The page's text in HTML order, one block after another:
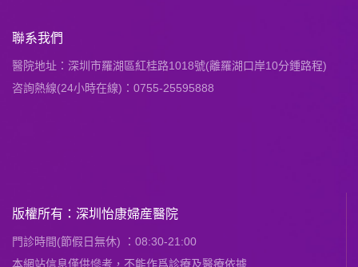
聯系我們
醫院地址：深圳市羅湖區紅桂路1018號(離羅湖口岸10分鍾路程)
咨詢熱線(24小時在線)：0755-25595888
版權所有：深圳怡康婦産醫院
門診時間(節假日無休) ：08:30-21:00
本網站信息僅供慘考，不能作爲診療及醫療依據